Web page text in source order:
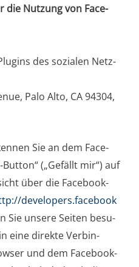
die Nut­zung von Face­
des sozia­len Netz­
Palo Alto, CA 94304,
Sie an dem Face­
(„Gefällt mir“) auf
über die Face­book-
​deve​lo​pers​.face​book​
Sie unse­re Sei­ten besu­
eine direk­te Ver­bin­
und dem Face­book-